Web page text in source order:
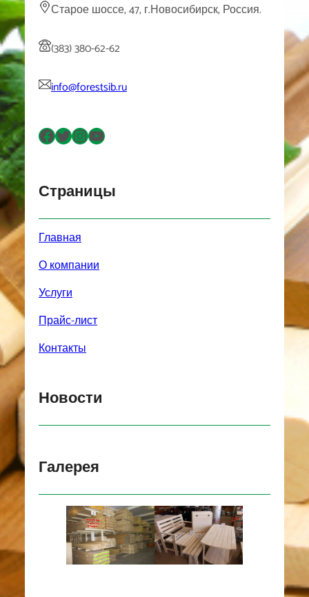
Старое шоссе, 47, г.Новосибирск, Россия.
(383) 380-62-62
info@forestsib.ru
Facebook Twitter InstagramYouTube
Страницы
Главная
О компании
Услуги
Прайс-лист
Контакты
Новости
Галерея